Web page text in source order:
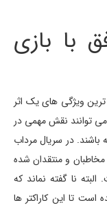
با بازی
ویژگی های یک اثر
توانند نقش مهمی در
در سریال مرداب
و منتقدان شده
نا گفته نماند که
تا این کاراکتر ها